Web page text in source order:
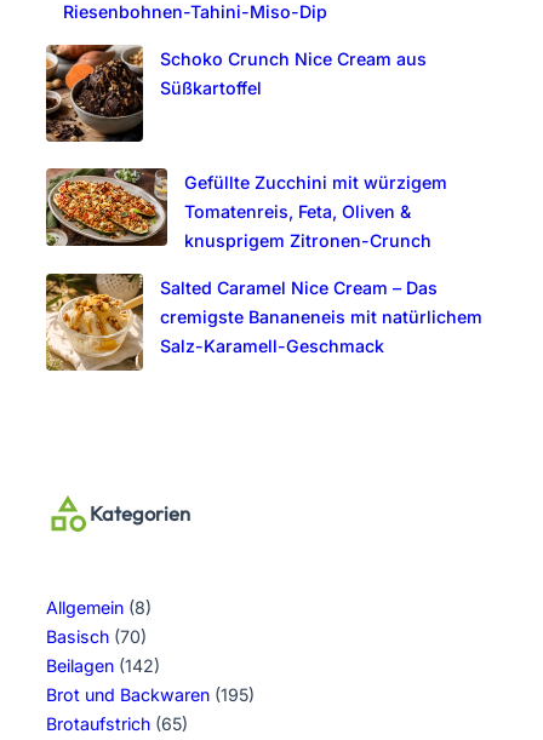
Riesenbohnen-Tahini-Miso-Dip
Schoko Crunch Nice Cream aus
Süßkartoffel
Gefüllte Zucchini mit würzigem
Tomatenreis, Feta, Oliven &
knusprigem Zitronen-Crunch
Salted Caramel Nice Cream – Das
cremigste Bananeneis mit natürlichem
Salz-Karamell-Geschmack
Kategorien
Allgemein (8)
Basisch (70)
Beilagen (142)
Brot und Backwaren (195)
Brotaufstrich (65)